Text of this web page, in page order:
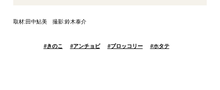
取材:田中鮎美 撮影:鈴木泰介
#きのこ #アンチョビ #ブロッコリー #ホタテ